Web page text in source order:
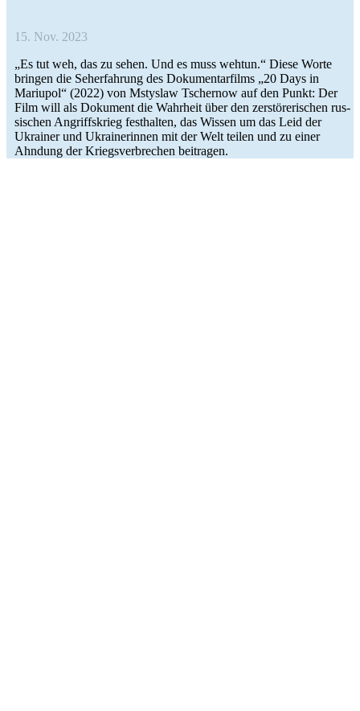
15. Nov. 2023
„Es tut weh, das zu sehen. Und es muss wehtun.“ Diese Worte
bringen die Seh­erfah­rung des Doku­men­tar­films „20 Days in
Mariu­pol“ (2022) von Mstys­law Tscher­now auf den Punkt: Der
Film will als Doku­ment die Wahr­heit über den zer­stö­re­ri­schen rus­
si­schen Angriffs­krieg fest­hal­ten, das Wissen um das Leid der
Ukrai­ner und Ukrai­ne­rin­nen mit der Welt teilen und zu einer
Ahndung der Kriegs­ver­bre­chen beitragen.